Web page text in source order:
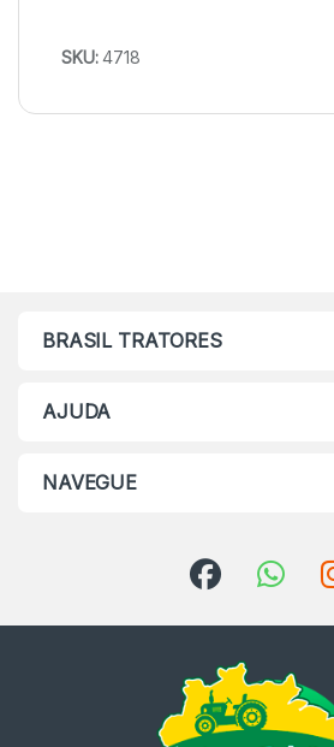
SKU:4718
BRASIL TRATORES
AJUDA
NAVEGUE